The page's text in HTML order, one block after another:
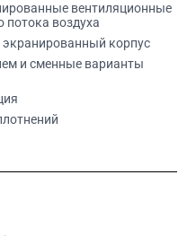
вентиляционные
потока воздуха
корпус
и сменные варианты